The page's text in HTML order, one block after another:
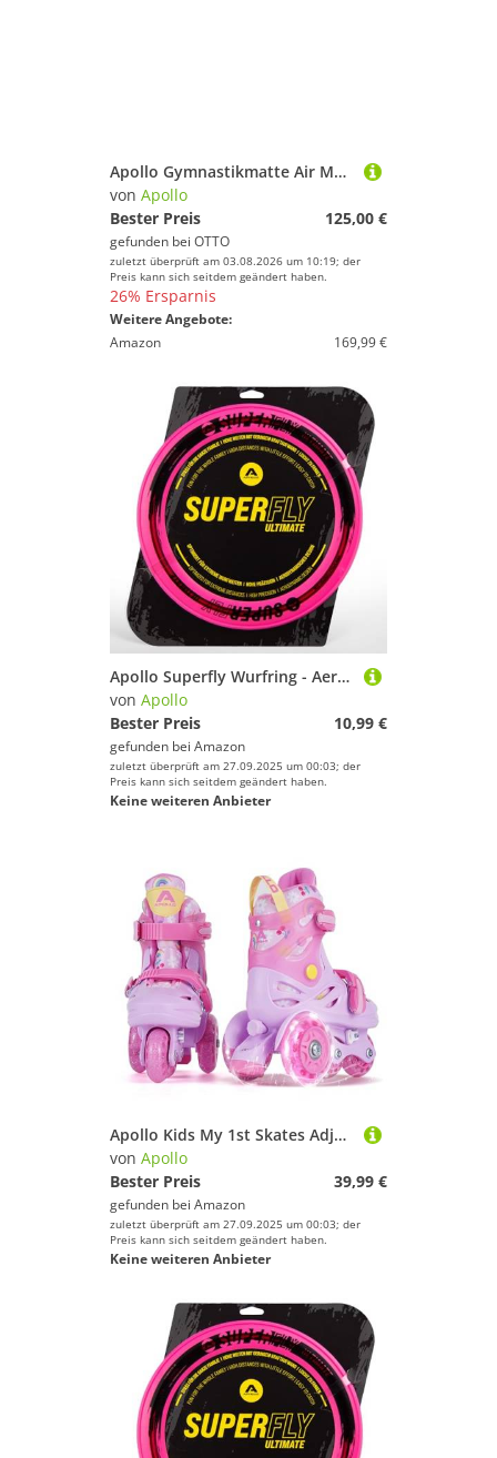
Apollo Gymnastikmatte Air Mat Pro - Airtrack Matte für Gymnastik, Yoga und Pilates, aufblasbar und in zwei Längen erhältlich
von Apollo
Bester Preis
125,00 €
gefunden bei OTTO
zuletzt überprüft am 03.08.2026 um 10:19; der
Preis kann sich seitdem geändert haben.
26% Ersparnis
Weitere Angebote:
Amazon
169,99 €
Apollo Superfly Wurfring - Aerodynamische Profi Flugscheibe, Softe Wurfscheibe - weiche Kanten, Outdoor Flying Disc für Extreme Weiten, Strandspiele für Kinder
von Apollo
Bester Preis
10,99 €
gefunden bei Amazon
zuletzt überprüft am 27.09.2025 um 00:03; der
Preis kann sich seitdem geändert haben.
Keine weiteren Anbieter
Apollo Kids My 1st Skates Adjustable - verstellbare Rollschuhe für Kinder, Größe 26-30, Roller Skates für Mädchen und Jungen, ideal für Anfänger, Trainings-Rollschuhe mit Doppelbremse
von Apollo
Bester Preis
39,99 €
gefunden bei Amazon
zuletzt überprüft am 27.09.2025 um 00:03; der
Preis kann sich seitdem geändert haben.
Keine weiteren Anbieter